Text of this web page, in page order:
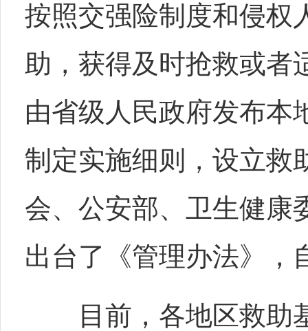
按照交强险制度和侵权
助，获得及时抢救或者
由省级人民政府发布本
制定实施细则，设立救
会、公安部、卫生健康
出台了《管理办法》，
目前，各地区救助基